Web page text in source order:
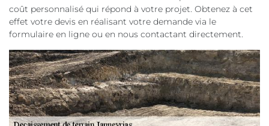
coût personnalisé qui répond à votre projet. Obtenez à cet
effet votre devis en réalisant votre demande via le
formulaire en ligne ou en nous contactant directement.